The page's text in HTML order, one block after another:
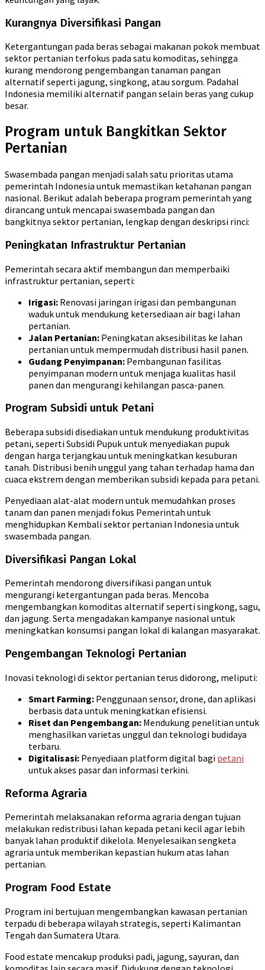
Kurangnya Diversifikasi Pangan
Ketergantungan pada beras sebagai makanan pokok membuat
sektor pertanian terfokus pada satu komoditas, sehingga
kurang mendorong pengembangan tanaman pangan
alternatif seperti jagung, singkong, atau sorgum. Padahal
Indonesia memiliki alternatif pangan selain beras yang cukup
besar.
Program untuk Bangkitkan Sektor
Pertanian
Swasembada pangan menjadi salah satu prioritas utama
pemerintah Indonesia untuk memastikan ketahanan pangan
nasional. Berikut adalah beberapa program pemerintah yang
dirancang untuk mencapai swasembada pangan dan
bangkitnya sektor pertanian, lengkap dengan deskripsi rinci:
Peningkatan Infrastruktur Pertanian
Pemerintah secara aktif membangun dan memperbaiki
infrastruktur pertanian, seperti:
Irigasi: Renovasi jaringan irigasi dan pembangunan
waduk untuk mendukung ketersediaan air bagi lahan
pertanian.
Jalan Pertanian: Peningkatan aksesibilitas ke lahan
pertanian untuk mempermudah distribusi hasil panen.
Gudang Penyimpanan: Pembangunan fasilitas
penyimpanan modern untuk menjaga kualitas hasil
panen dan mengurangi kehilangan pasca-panen.
Program Subsidi untuk Petani
Beberapa subsidi disediakan untuk mendukung produktivitas
petani, seperti Subsidi Pupuk untuk menyediakan pupuk
dengan harga terjangkau untuk meningkatkan kesuburan
tanah. Distribusi benih unggul yang tahan terhadap hama dan
cuaca ekstrem dengan memberikan subsidi kepada para petani.
Penyediaan alat-alat modern untuk memudahkan proses
tanam dan panen menjadi fokus Pemerintah untuk
menghidupkan Kembali sektor pertanian Indonesia untuk
swasembada pangan.
Diversifikasi Pangan Lokal
Pemerintah mendorong diversifikasi pangan untuk
mengurangi ketergantungan pada beras. Mencoba
mengembangkan komoditas alternatif seperti singkong, sagu,
dan jagung. Serta mengadakan kampanye nasional untuk
meningkatkan konsumsi pangan lokal di kalangan masyarakat.
Pengembangan Teknologi Pertanian
Inovasi teknologi di sektor pertanian terus didorong, meliputi:
Smart Farming: Penggunaan sensor, drone, dan aplikasi
berbasis data untuk meningkatkan efisiensi.
Riset dan Pengembangan: Mendukung penelitian untuk
menghasilkan varietas unggul dan teknologi budidaya
terbaru.
Digitalisasi: Penyediaan platform digital bagi petani
untuk akses pasar dan informasi terkini.
Reforma Agraria
Pemerintah melaksanakan reforma agraria dengan tujuan
melakukan redistribusi lahan kepada petani kecil agar lebih
banyak lahan produktif dikelola. Menyelesaikan sengketa
agraria untuk memberikan kepastian hukum atas lahan
pertanian.
Program Food Estate
Program ini bertujuan mengembangkan kawasan pertanian
terpadu di beberapa wilayah strategis, seperti Kalimantan
Tengah dan Sumatera Utara.
Food estate mencakup produksi padi, jagung, sayuran, dan